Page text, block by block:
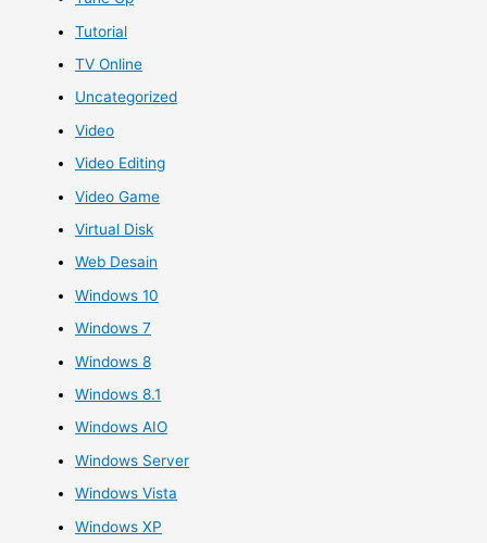
Tutorial
TV Online
Uncategorized
Video
Video Editing
Video Game
Virtual Disk
Web Desain
Windows 10
Windows 7
Windows 8
Windows 8.1
Windows AIO
Windows Server
Windows Vista
Windows XP